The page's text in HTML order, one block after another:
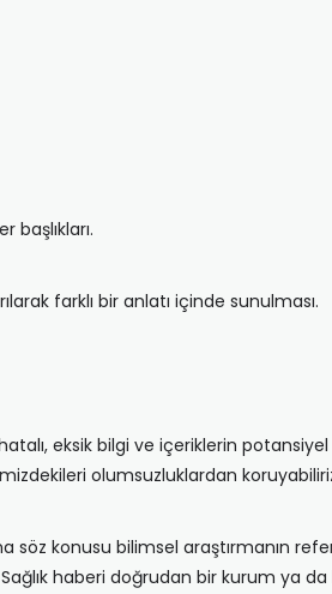
başlıkları.
farklı bir anlatı içinde sunulması.
eksik bilgi ve içeriklerin
olumsuzluklardan
söz konusu bilimsel araştırmanın
haberi doğrudan bir kurum ya da